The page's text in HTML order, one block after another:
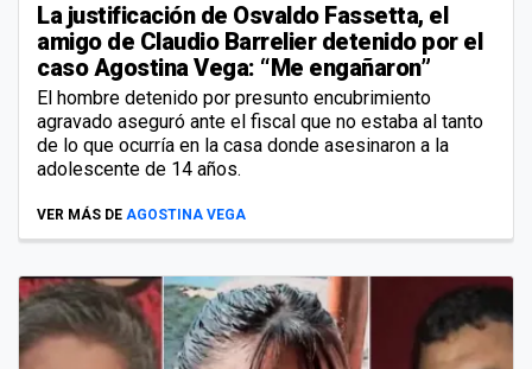
La justificación de Osvaldo Fassetta, el
amigo de Claudio Barrelier detenido por el
caso Agostina Vega: “Me engañaron”
El hombre detenido por presunto encubrimiento
agravado aseguró ante el fiscal que no estaba al tanto
de lo que ocurría en la casa donde asesinaron a la
adolescente de 14 años.
VER MÁS DE AGOSTINA VEGA